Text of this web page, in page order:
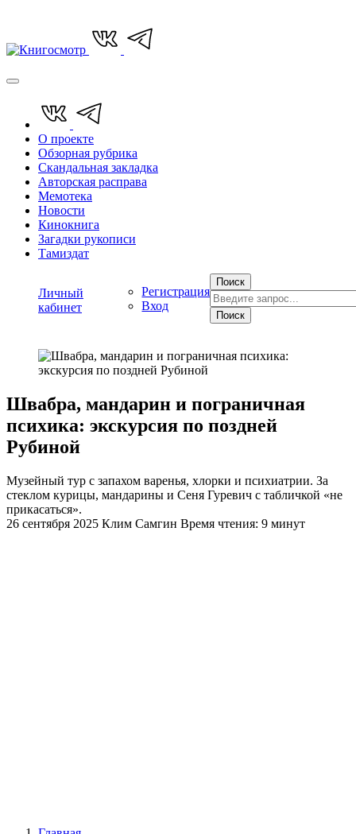
О проекте
Обзорная рубрика
Скандальная закладка
Авторская расправа
Мемотека
Новости
Кинокнига
Загадки рукописи
Тамиздат
Личный
кабинет
Регистрация
Вход
Поиск
Поиск
Швабра, мандарин и пограничная
психика: экскурсия по поздней
Рубиной
Музейный тур с запахом варенья, хлорки и психиатрии. За
стеклом курицы, мандарины и Сеня Гуревич с табличкой «не
прикасаться».
26 сентября 2025 Клим Самгин Время чтения: 9 минут